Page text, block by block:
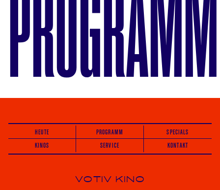
PROGRAMM
HEUTE PROGRAMM
SPECIALS
KINOS
SERVICE KONTAKT
VOTIV KINO